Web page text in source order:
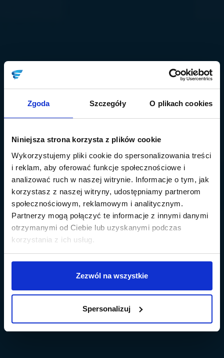
Zgoda Szczegóły O plikach cookies
Niniejsza strona korzysta z plików cookie
Wykorzystujemy pliki cookie do spersonalizowania treści
i reklam, aby oferować funkcje społecznościowe i
analizować ruch w naszej witrynie. Informacje o tym, jak
korzystasz z naszej witryny, udostępniamy partnerom
społecznościowym, reklamowym i analitycznym.
Partnerzy mogą połączyć te informacje z innymi danymi
otrzymanymi od Ciebie lub uzyskanymi podczas
korzystania z ich usług.
Zezwól na wszystkie
Spersonalizuj